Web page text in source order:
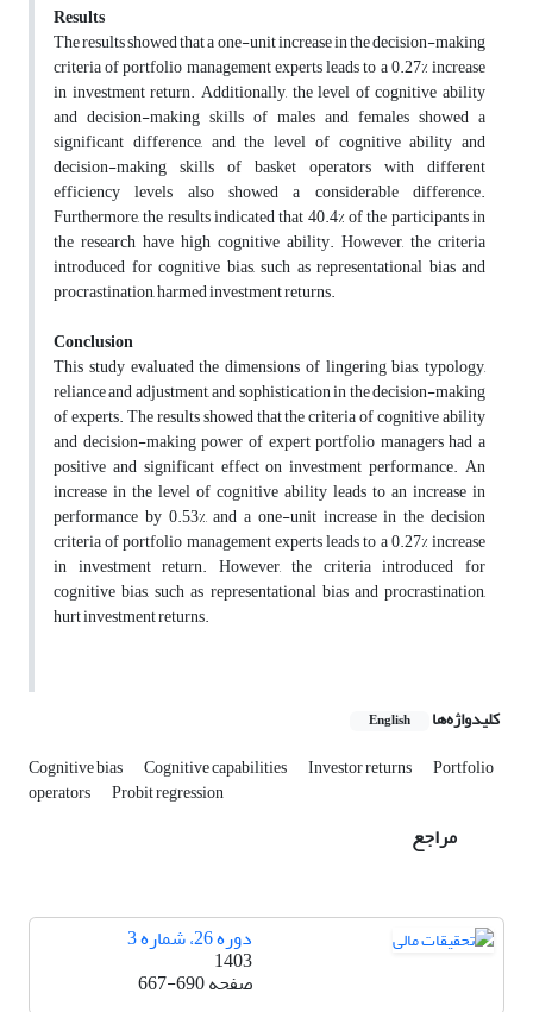
Results
The results showed that a one-unit increase in the decision-making
criteria of portfolio management experts leads to a 0.27% increase
in investment return. Additionally, the level of cognitive ability
and decision-making skills of males and females showed a
significant difference, and the level of cognitive ability and
decision-making skills of basket operators with different
efficiency levels also showed a considerable difference.
Furthermore, the results indicated that 40.4% of the participants in
the research have high cognitive ability. However, the criteria
introduced for cognitive bias, such as representational bias and
procrastination, harmed investment returns.
Conclusion
This study evaluated the dimensions of lingering bias, typology,
reliance and adjustment, and sophistication in the decision-making
of experts. The results showed that the criteria of cognitive ability
and decision-making power of expert portfolio managers had a
positive and significant effect on investment performance. An
increase in the level of cognitive ability leads to an increase in
performance by 0.53%, and a one-unit increase in the decision
criteria of portfolio management experts leads to a 0.27% increase
in investment return. However, the criteria introduced for
cognitive bias, such as representational bias and procrastination,
hurt investment returns.
کلیدواژه‌ها English
Cognitive bias Cognitive capabilities Investor returns Portfolio
operators Probit regression
مراجع
دوره 26، شماره 3
1403
صفحه667-690